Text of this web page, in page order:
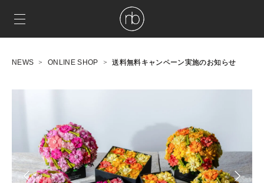
NEWS ONLINE SHOP 送料無料キャンペーン実施のお知らせ